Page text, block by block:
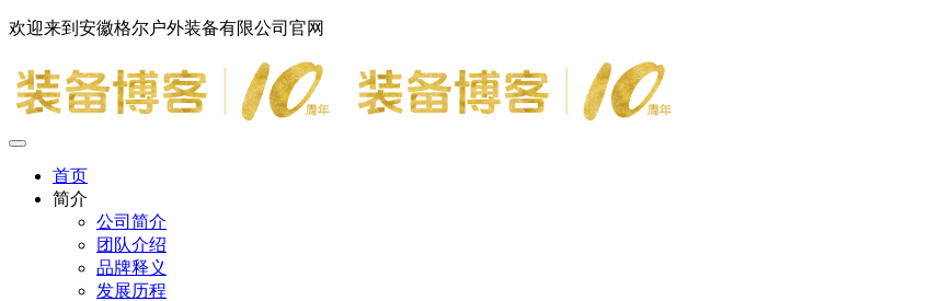
欢迎来到安徽格尔户外装备有限公司官网
首页
简介
公司简介
团队介绍
品牌释义
发展历程